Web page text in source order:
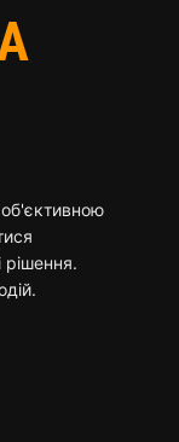
об'єктивною
рішення.